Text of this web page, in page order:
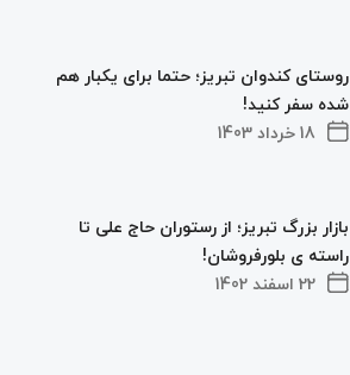
18 خرداد 1403
روستای کندوان تبریز؛ حتما برای یکبار هم
شده سفر کنید!
22 اسفند 1402
بازار بزرگ تبریز؛ از رستوران حاج علی تا
راسته ی بلورفروشان!